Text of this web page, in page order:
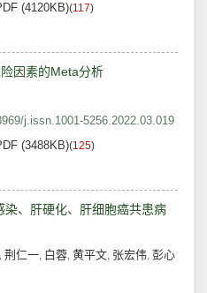
(4120KB)(117)
因素的Meta分析
j.issn.1001-5256.2022.03.019
(3488KB)(125)
染、肝硬化、肝细胞癌共患病
, 荆仁一, 白蓉, 黄平文, 张宏伟, 彭心